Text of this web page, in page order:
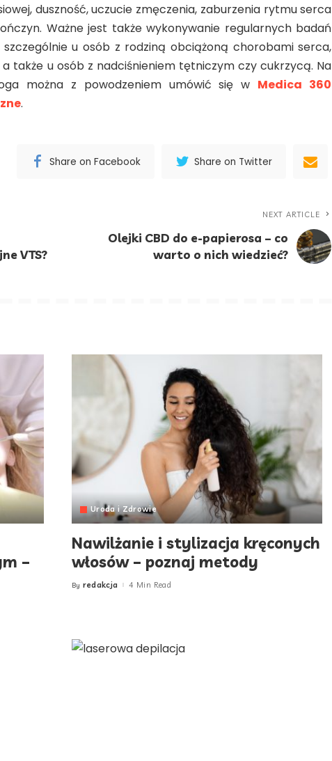
duszność, uczucie zmęczenia, zaburzenia rytmu serca
Ważne jest także wykonywanie regularnych badań
u osób z rodziną obciążoną chorobami serca,
a także u osób z nadciśnieniem tętniczym czy cukrzycą. Na
można z powodzeniem umówić się w Medica 360
.
Share on Facebook Share on Twitter
VTS?
NEXT ARTICLE
Olejki CBD do e-papierosa – co
warto o nich wiedzieć?
–
Uroda i Zdrowie
Nawilżanie i stylizacja kręconych
włosów – poznaj metody
Posted
By redakcja 4 Min Read